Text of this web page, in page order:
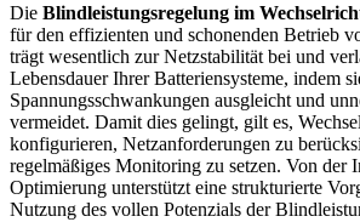
Die Blindleistungsregelung im
für den effizienten und schonenden Betrieb
trägt wesentlich zur Netzstabilität bei und
Lebensdauer Ihrer Batteriensysteme, indem
Spannungsschwankungen ausgleicht und
vermeidet. Damit dies gelingt, gilt es,
konfigurieren, Netzanforderungen zu
regelmäßiges Monitoring zu setzen. Von der
Optimierung unterstützt eine strukturierte
Nutzung des vollen Potenzials der